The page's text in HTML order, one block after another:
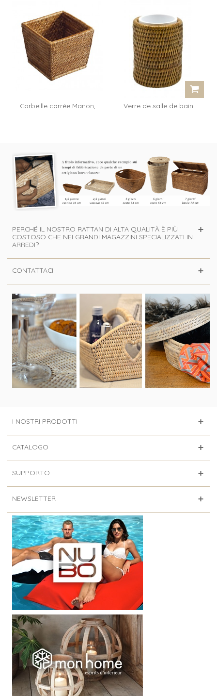
Corbeille carrée Manon,
Verre de salle de bain
PERCHÉ IL NOSTRO RATTAN DI ALTA QUALITÀ È PIÙ
COSTOSO CHE NEI GRANDI MAGAZZINI SPECIALIZZATI IN
ARREDI?
CONTATTACI
I NOSTRI PRODOTTI
CATALOGO
SUPPORTO
NEWSLETTER